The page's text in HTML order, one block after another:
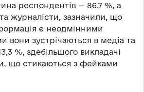
респондентів — 86,7 %, а
журналісти, зазначили, що
є неодмінними
вони зустрічаються в медіа та
%, здебільшого викладачі
що стикаються з фейками